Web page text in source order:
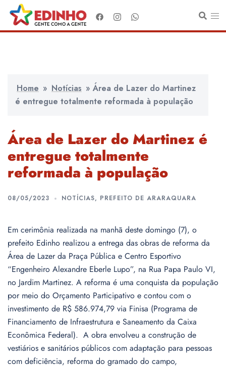
para
o
Home » Notícias » Área de Lazer do Martinez
é entregue totalmente reformada à população
Área de Lazer do Martinez é
entregue totalmente
reformada à população
08/05/2023 NOTÍCIAS, PREFEITO DE ARARAQUARA
Em cerimônia realizada na manhã deste domingo (7), o
prefeito Edinho realizou a entrega das obras de reforma da
Área de Lazer da Praça Pública e Centro Esportivo
“Engenheiro Alexandre Eberle Lupo”, na Rua Papa Paulo VI,
no Jardim Martinez. A reforma é uma conquista da população
por meio do Orçamento Participativo e contou com o
investimento de R$ 586.974,79 via Finisa (Programa de
Financiamento de Infraestrutura e Saneamento da Caixa
Econômica Federal). A obra envolveu a construção de
vestiários e sanitários públicos com adaptação para pessoas
com deficiência, reforma do gramado do campo,